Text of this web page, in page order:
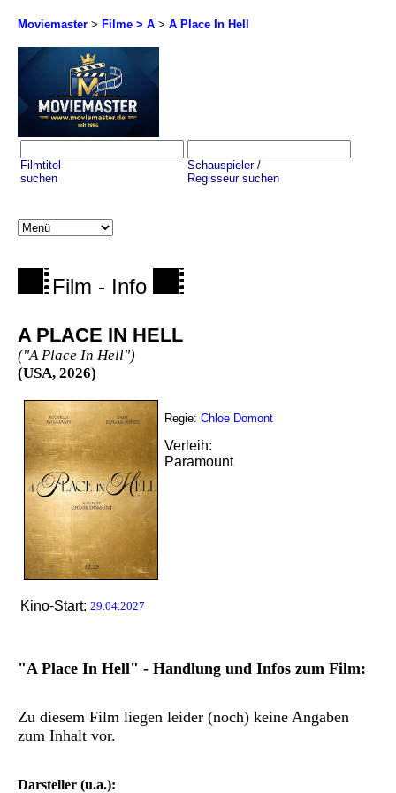
Moviemaster > Filme > A > A Place In Hell
Filmtitel
suchen
Schauspieler /
Regisseur suchen
Film - Info
A PLACE IN HELL
("A Place In Hell")
(USA, 2026)
Regie: Chloe Domont
Verleih:
Paramount
Kino-Start: 29.04.2027
"A Place In Hell" - Handlung und Infos zum Film:
Zu diesem Film liegen leider (noch) keine Angaben
zum Inhalt vor.
Darsteller (u.a.):